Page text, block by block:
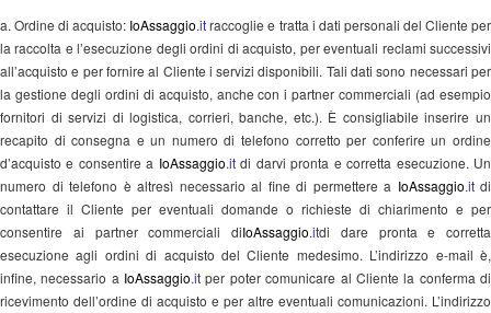
a. Ordine di acquisto: IoAssaggio.itraccoglie e tratta i dati personali del Cliente per
la raccolta e l’esecuzione degli ordini di acquisto, per eventuali reclami successivi
all’acquisto e per fornire al Cliente i servizi disponibili. Tali dati sono necessari per
la gestione degli ordini di acquisto, anche con i partner commerciali (ad esempio
fornitori di servizi di logistica, corrieri, banche, etc.). È consigliabile inserire un
recapito di consegna e un numero di telefono corretto per conferire un ordine
d’acquisto e consentire a IoAssaggio.it di darvi pronta e corretta esecuzione. Un
numero di telefono è altresì necessario al fine di permettere a IoAssaggio.itdi
contattare il Cliente per eventuali domande o richieste di chiarimento e per
consentire ai partner commerciali diIoAssaggio.itdi dare pronta e corretta
esecuzione agli ordini di acquisto del Cliente medesimo. L’indirizzo e-mail è,
infine, necessario a IoAssaggio.it per poter comunicare al Cliente la conferma di
ricevimento dell’ordine di acquisto e per altre eventuali comunicazioni. L’indirizzo